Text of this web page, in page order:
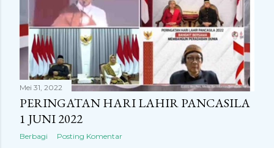
n
g
a
n
Mei 31, 2022
PERINGATAN HARI LAHIR PANCASILA
1 JUNI 2022
Berbagi Posting Komentar